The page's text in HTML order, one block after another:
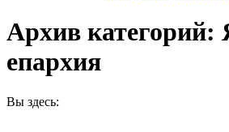
Архив категорий:
епархия
Вы здесь: